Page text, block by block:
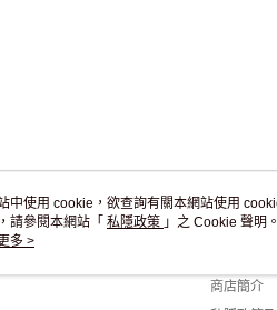
關於我
商店簡介
中使用 cookie，欲查詢有關本網站使用
請參閱本網站「 私隱政策 」之 Cookie 聲明
。
多 >